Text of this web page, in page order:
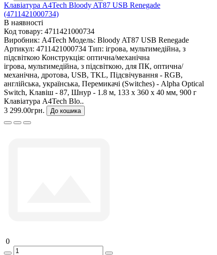
Клавіатура A4Tech Bloody AT87 USB Renegade
(4711421000734)
В наявності
Код товару: 4711421000734
Виробник: A4Tech Модель: Bloody AT87 USB Renegade
Артикул: 4711421000734 Тип: ігрова, мультимедійна, з
підсвіткою Конструкція: оптична/механічна
ігрова, мультимедійна, з підсвіткою, для ПК, оптична/
механічна, дротова, USB, TKL, Підсвічування - RGB,
англійська, українська, Перемикачі (Switches) - Alpha Optical
Switch, Клавіш - 87, Шнур - 1.8 м, 133 х 360 х 40 мм, 900 г
Клавіатура A4Tech Blo..
3 299.00грн.
До кошика
0